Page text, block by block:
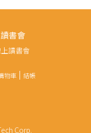
書會
讀書會
物車 結帳
Corp.